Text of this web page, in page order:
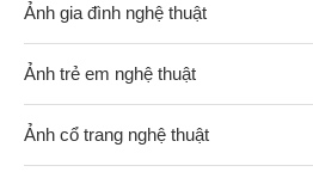
Ảnh gia đình nghệ thuật
Ảnh trẻ em nghệ thuật
Ảnh cổ trang nghệ thuật